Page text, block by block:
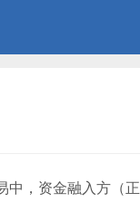
中，资金融入方（正